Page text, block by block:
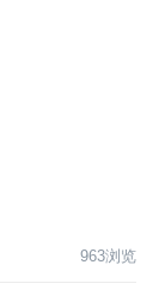
963浏览